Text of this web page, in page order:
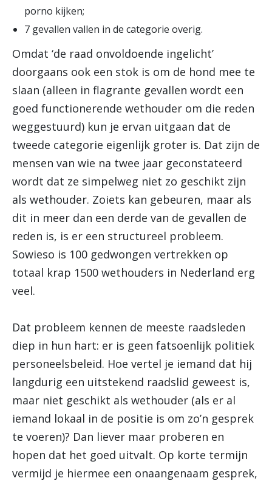
porno kijken;
7 gevallen vallen in de categorie overig.
Omdat ‘de raad onvoldoende ingelicht’
doorgaans ook een stok is om de hond mee te
slaan (alleen in flagrante gevallen wordt een
goed functionerende wethouder om die reden
weggestuurd) kun je ervan uitgaan dat de
tweede categorie eigenlijk groter is. Dat zijn de
mensen van wie na twee jaar geconstateerd
wordt dat ze simpelweg niet zo geschikt zijn
als wethouder. Zoiets kan gebeuren, maar als
dit in meer dan een derde van de gevallen de
reden is, is er een structureel probleem.
Sowieso is 100 gedwongen vertrekken op
totaal krap 1500 wethouders in Nederland erg
veel.
Dat probleem kennen de meeste raadsleden
diep in hun hart: er is geen fatsoenlijk politiek
personeelsbeleid. Hoe vertel je iemand dat hij
langdurig een uitstekend raadslid geweest is,
maar niet geschikt als wethouder (als er al
iemand lokaal in de positie is om zo’n gesprek
te voeren)? Dan liever maar proberen en
hopen dat het goed uitvalt. Op korte termijn
vermijd je hiermee een onaangenaam gesprek,